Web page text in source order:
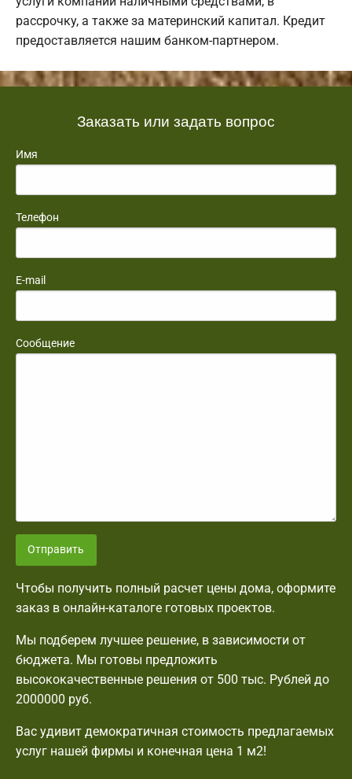
рассрочку, а также за материнский капитал. Кредит
предоставляется нашим банком-партнером.
Заказать или задать вопрос
Имя
Телефон
E-mail
Сообщение
Отправить
Чтобы получить полный расчет цены дома, оформите
заказ в онлайн-каталоге готовых проектов.
Мы подберем лучшее решение, в зависимости от
бюджета. Мы готовы предложить
высококачественные решения от 500 тыс. Рублей до
2000000 руб.
Вас удивит демократичная стоимость предлагаемых
услуг нашей фирмы и конечная цена 1 м2!